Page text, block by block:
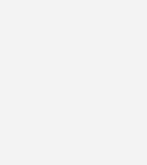
an derartige Netze aber nur
können insbesondere die
sein. Und wenn jetzt neue Netze
die Erstellungskosten weitergeben
eine Kilowattstunde ist mir kein
günstiger war als der Einsatz
denn, wenn in den
dezentrale
vorhanden ist?